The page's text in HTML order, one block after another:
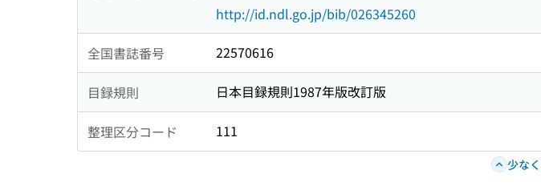
http://id.ndl.go.jp/bib/026345260
全国書誌番号 22570616
目録規則 日本目録規則1987年版改訂版
整理区分コード 111
少な